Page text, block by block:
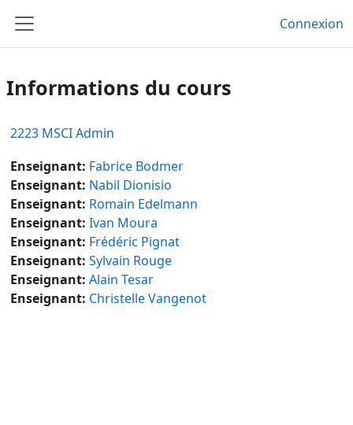
Panneau latéral
Connexion
Informations du cours
2223 MSCI Admin
Enseignant: Fabrice Bodmer
Enseignant: Nabil Dionisio
Enseignant: Romain Edelmann
Enseignant: Ivan Moura
Enseignant: Frédéric Pignat
Enseignant: Sylvain Rouge
Enseignant: Alain Tesar
Enseignant: Christelle Vangenot